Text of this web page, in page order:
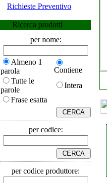
Richieste Preventivo
Ricerca prodotti
per nome:
Almeno 1
parola
Contiene
Tutte le
parole
Intera
Frase esatta
per codice:
per codice produttore: